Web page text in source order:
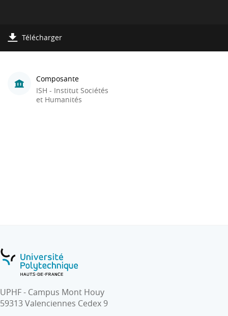
Télécharger
Composante
ISH - Institut Sociétés
et Humanités
UPHF - Campus Mont Houy
59313 Valenciennes Cedex 9